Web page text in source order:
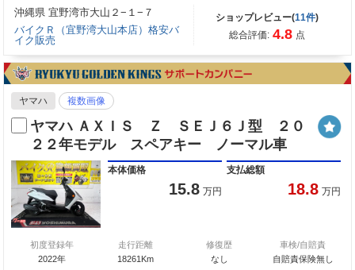
沖縄県 宜野湾市大山２−１−７
バイクＲ（宜野湾大山本店）格安バ
イク販売
ショップレビュー(11件)
総合評価: 4.8 点
ヤマハ 複数画像
ヤマハ ＡＸＩＳ Ｚ ＳＥＪ６Ｊ型 ２０
２２年モデル スペアキー ノーマル車
本体価格
15.8 万円
支払総額
18.8 万円
初度登録年
2022年
走行距離
18261Km
修復歴
なし
車検/自賠責
自賠責保険無し